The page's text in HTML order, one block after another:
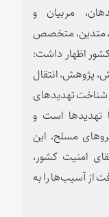
مربیان و
متدین، متخصص
اظهار داشت:
پژوهش، انتقال
شناخت تهدیدهای
تهدیدها است و
مسلح، این
امنیت کشور،
از آسیب‌ها را به